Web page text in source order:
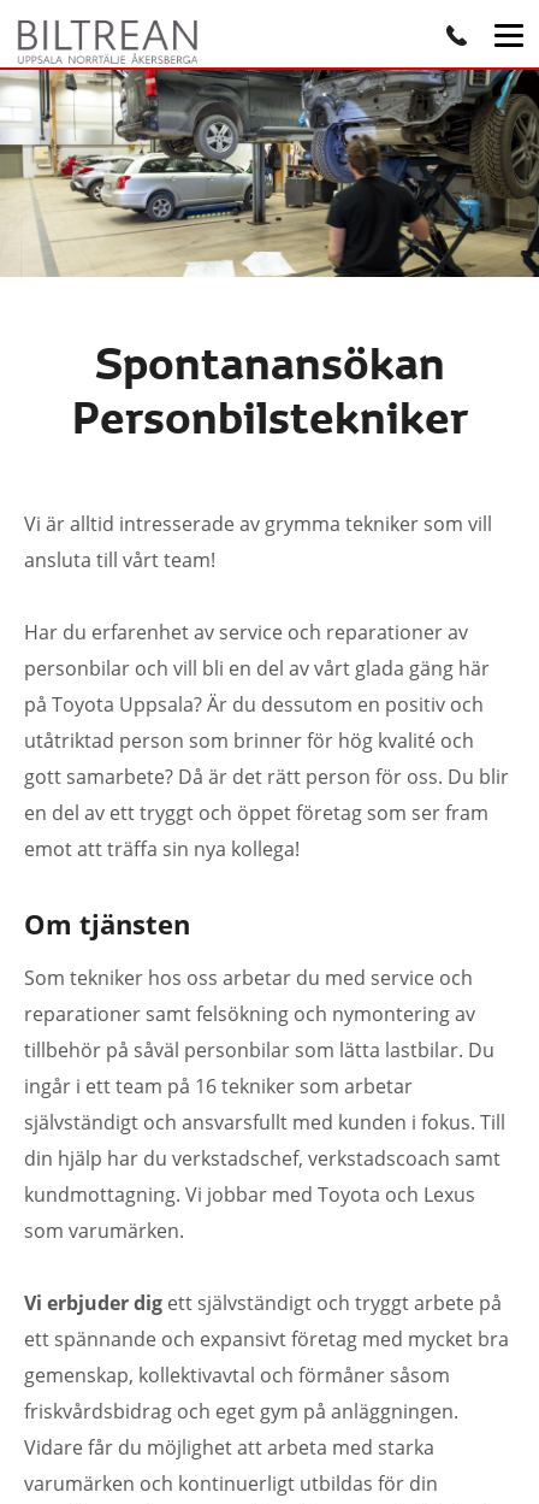
Spontanansökan
Personbilstekniker
Vi är alltid intresserade av grymma tekniker som vill
ansluta till vårt team!
Har du erfarenhet av service och reparationer av
personbilar och vill bli en del av vårt glada gäng här
på Toyota Uppsala? Är du dessutom en positiv och
utåtriktad person som brinner för hög kvalité och
gott samarbete? Då är det rätt person för oss. Du blir
en del av ett tryggt och öppet företag som ser fram
emot att träffa sin nya kollega!
Om tjänsten
Som tekniker hos oss arbetar du med service och
reparationer samt felsökning och nymontering av
tillbehör på såväl personbilar som lätta lastbilar. Du
ingår i ett team på 16 tekniker som arbetar
självständigt och ansvarsfullt med kunden i fokus. Till
din hjälp har du verkstadschef, verkstadscoach samt
kundmottagning. Vi jobbar med Toyota och Lexus
som varumärken.
Vi erbjuder dig ett självständigt och tryggt arbete på
ett spännande och expansivt företag med mycket bra
gemenskap, kollektivavtal och förmåner såsom
friskvårdsbidrag och eget gym på anläggningen.
Vidare får du möjlighet att arbeta med starka
varumärken och kontinuerligt utbildas för din